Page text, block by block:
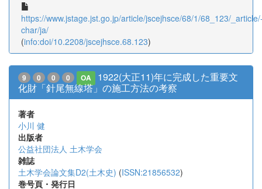
https://www.jstage.jst.go.jp/article/jscejhsce/68/1/68_123/
char/ja/
(info:doi/10.2208/jscejhsce.68.123)
9 0 0 0 OA
1922(大正11)年に完成した重要文
化財「針尾無線塔」の施工方法の考察
著者
小川 健
出版者
公益社団法人 土木学会
雑誌
土木学会論文集D2(土木史) (ISSN:21856532)
巻号頁・発行日